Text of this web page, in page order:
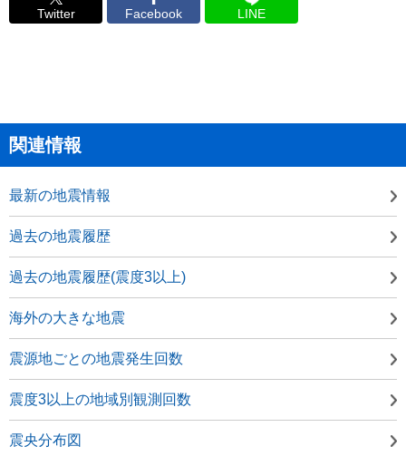
Twitter Facebook LINE
関連情報
最新の地震情報
過去の地震履歴
過去の地震履歴(震度3以上)
海外の大きな地震
震源地ごとの地震発生回数
震度3以上の地域別観測回数
震央分布図